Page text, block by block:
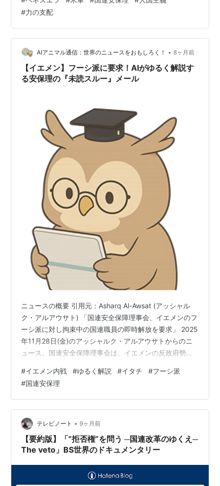
理性が当時の米国にはあったというべきか▼あちらが許
されるなら、こちらだって。米国のふるまいを見て、ロ
シアや中国が、軍事力にものをいわる大国主義に拍車を
かければどうなるか。かろうじて世界を覆う「法の支
配」は吹き飛ばされてしまう▼私たちは何度でも、大き
な声で唱えなければならない。「力の支配」にはノー…
#力の支配
AIアニマル通信：世界のニュースをおもしろく！ • 8ヶ月前
【イエメン】フーシ派に要求！AIがゆるく解説す
る安保理の『未読スルー』メール
ニュースの概要 引用元：Asharq Al-Awsat (アッシャル
ク・アルアウサト) 「国連安全保障理事会、イエメンのフ
ーシ派に対し拘束中の国連職員の即時解放を要求」 2025
年11月28日(金)のアッシャルク・アルアウサトからのニ
ュース。国連安全保障理事会は、イエメンの反政府勢力
にしていることに対し、緊急に声明を発表しました。安
保理はフーシ派に対し、捕まえている職員全員をすぐに
解放するように強く要求しました。 フクロウ 国連安保理
の要求は、イエメンにおける人道支援の重要性を示すも
のです。フーシ派による職員の拘束は、人道支援活動を
妨害し、国際…
#イエメン内戦 #ゆるく解説 #イタチ #フーシ派
#国連安保理
テレビノート • 9ヶ月前
【要約版】「”拒否権”を問う ─国連改革のゆくえ─
The veto」BS世界のドキュメンタリー